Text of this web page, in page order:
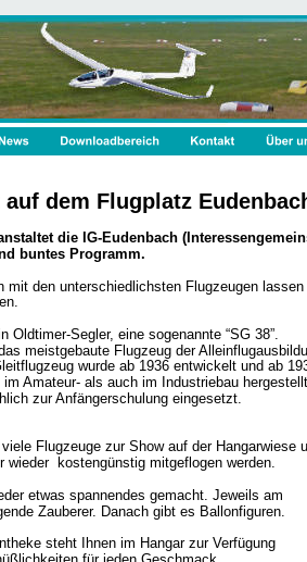
dem Flugplatz
die IG-Eudenbach
buntes Programm.
mit den unterschiedlichsten Flugzeugen lassen
Segler, eine sogenannte “SG 38”.
meistgebaute Flugzeug der
wurde ab 1936 entwickelt und ab
Amateur- als auch im Industriebau
zur Anfängerschulung eingesetzt.
Flugzeuge zur Show auf der Hangarwiese
kostengünstig mitgeflogen werden.
etwas spannendes gemacht. Jeweils am
Zauberer. Danach gibt es Ballonfiguren.
steht Ihnen im Hangar zur Verfügung